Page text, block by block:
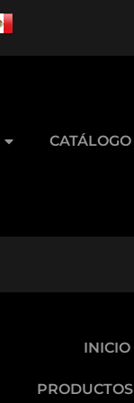
CATÁLOGO
INICIO
PRODUCTOS